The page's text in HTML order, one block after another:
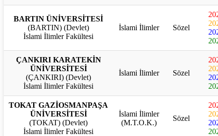
BARTIN ÜNİVERSİTESİ
(BARTIN) (Devlet)
İslami İlimler Fakültesi
İslami İlimler Sözel
ÇANKIRI KARATEKİN
ÜNİVERSİTESİ
(ÇANKIRI) (Devlet)
İslami İlimler Fakültesi
İslami İlimler Sözel
TOKAT GAZİOSMANPAŞA
ÜNİVERSİTESİ
(TOKAT) (Devlet)
İslami İlimler Fakültesi
İslami İlimler
(M.T.O.K.)
Sözel